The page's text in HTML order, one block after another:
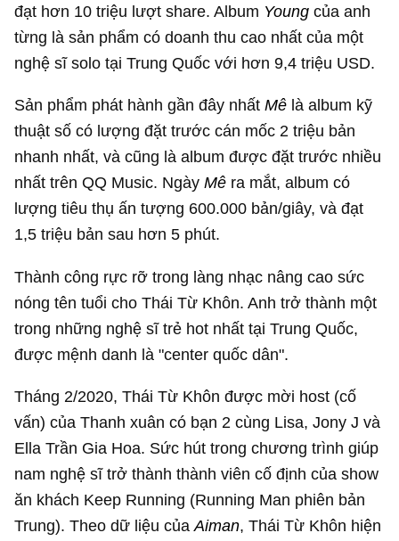
đạt hơn 10 triệu lượt share. Album Young của anh
từng là sản phẩm có doanh thu cao nhất của một
nghệ sĩ solo tại Trung Quốc với hơn9,4 triệu USD.
Sản phẩm phát hành gần đây nhấtMê là album kỹ
thuật số có lượng đặt trước cán mốc 2 triệu bản
nhanh nhất, và cũng là album được đặt trước nhiều
nhất trên QQ Music. NgàyMê ra mắt, album có
lượng tiêu thụ ấn tượng 600.000 bản/giây, và đạt
1,5 triệu bản sau hơn 5 phút.
Thành công rực rỡ trong làng nhạc nâng cao sức
nóng tên tuổi cho Thái Từ Khôn. Anh trở thành một
trong những nghệ sĩ trẻ hot nhất tại Trung Quốc,
được mệnh danh là "center quốc dân".
Tháng 2/2020, Thái Từ Khôn được mời host (cố
vấn) của Thanh xuân có bạn 2 cùng Lisa, Jony J và
Ella Trần Gia Hoa. Sức hút trong chương trình giúp
nam nghệ sĩ trở thành thành viên cố định của show
ăn khách Keep Running (Running Man phiên bản
Trung). Theo dữ liệu củaAiman, Thái Từ Khôn hiện